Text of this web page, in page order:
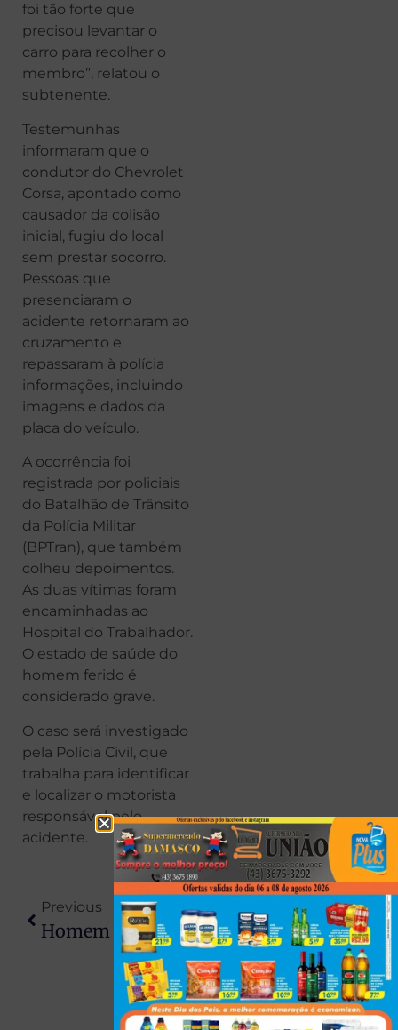
foi tão forte que
precisou levantar o
carro para recolher o
membro”, relatou o
subtenente.
Testemunhas
informaram que o
condutor do Chevrolet
Corsa, apontado como
causador da colisão
inicial, fugiu do local
sem prestar socorro.
Pessoas que
presenciaram o
acidente retornaram ao
cruzamento e
repassaram à polícia
informações, incluindo
imagens e dados da
placa do veículo.
A ocorrência foi
registrada por policiais
do Batalhão de Trânsito
da Polícia Militar
(BPTran), que também
colheu depoimentos.
As duas vítimas foram
encaminhadas ao
Hospital do Trabalhador.
O estado de saúde do
homem ferido é
considerado grave.
O caso será investigado
pela Polícia Civil, que
trabalha para identificar
e localizar o motorista
responsável pelo
acidente.
Previous
Homem É Preso Por Tentar Subornar Policial Militar Dentro De Delegacia Em Arapongas
Next
Incêndio Em Apartamento Mata Três Pessoas Da Mesma Família, Gato E Cachorro